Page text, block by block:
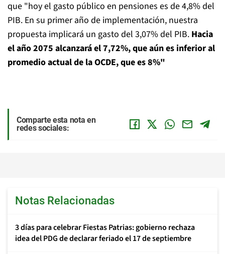
que "hoy el gasto público en pensiones es de 4,8% del
PIB. En su primer año de implementación, nuestra
propuesta implicará un gasto del 3,07% del PIB. Hacia
el año 2075 alcanzará el 7,72%, que aún es inferior al
promedio actual de la OCDE, que es 8%"
Comparte esta nota en
redes sociales:
Notas Relacionadas
3 días para celebrar Fiestas Patrias: gobierno rechaza
idea del PDG de declarar feriado el 17 de septiembre